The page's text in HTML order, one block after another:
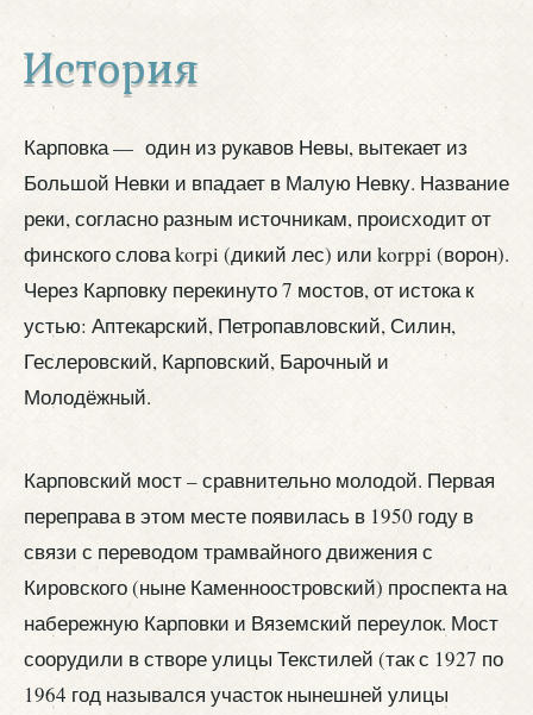
История
Карповка — один из рукавов Невы, вытекает из
Большой Невки и впадает в Малую Невку. Название
реки, согласно разным источникам, происходит от
финского слова korpi (дикий лес) или korppi (ворон).
Через Карповку перекинуто 7 мостов, от истока к
устью: Аптекарский, Петропавловский, Силин,
Геслеровский, Карповский, Барочный и
Молодёжный.
Карповский мост – сравнительно молодой. Первая
переправа в этом месте появилась в 1950 году в
связи с переводом трамвайного движения с
Кировского (ныне Каменноостровский) проспекта на
набережную Карповки и Вяземский переулок. Мост
соорудили в створе улицы Текстилей (так с 1927 по
1964 год назывался участок нынешней улицы